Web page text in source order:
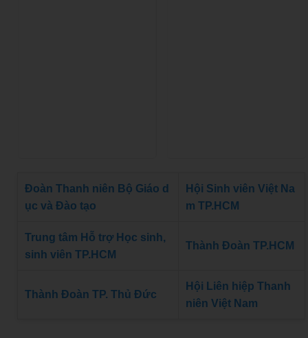
Đoàn Thanh niên Bộ Giáo d
ục và Đào tạo
Hội Sinh viên Việt Na
m TP.HCM
Trung tâm Hỗ trợ Học sinh,
sinh viên TP.HCM
Thành Đoàn TP.HCM
Thành Đoàn TP. Thủ Đức
Hội Liên hiệp Thanh
niên Việt Nam